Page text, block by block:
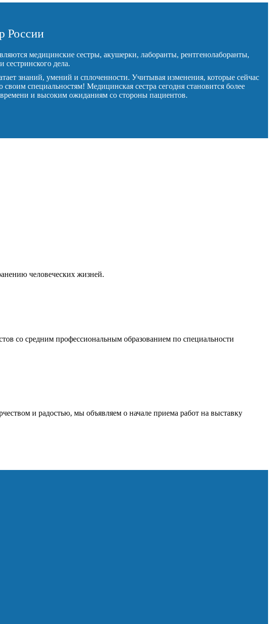
России
медицинские сестры, акушерки, лаборанты, рентгенолаборанты,
сестринского дела.
знаний, умений и сплоченности. Учитывая изменения, которые сейчас
специальностям! Медицинская сестра сегодня становится более
времени и высоким ожиданиям со стороны пациентов.
человеческих жизней.
со средним профессиональным образованием по специальности
и радостью, мы объявляем о начале приема работ на выставку